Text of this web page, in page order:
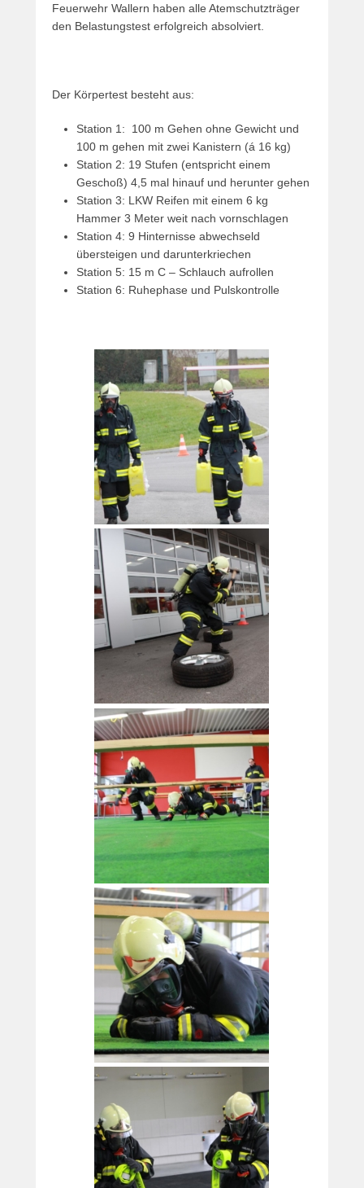
Feuerwehr Wallern haben alle Atemschutzträger
den Belastungstest erfolgreich absolviert.
Der Körpertest besteht aus:
Station 1: 100 m Gehen ohne Gewicht und
100 m gehen mit zwei Kanistern (á 16 kg)
Station 2: 19 Stufen (entspricht einem
Geschoß) 4,5 mal hinauf und herunter gehen
Station 3: LKW Reifen mit einem 6 kg
Hammer 3 Meter weit nach vornschlagen
Station 4: 9 Hinternisse abwechseld
übersteigen und darunterkriechen
Station 5: 15 m C – Schlauch aufrollen
Station 6: Ruhephase und Pulskontrolle